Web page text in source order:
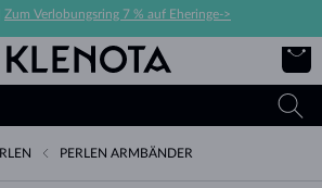
Zum Verlobungsring 7 % auf Eheringe->
PERLEN ARMBÄNDER